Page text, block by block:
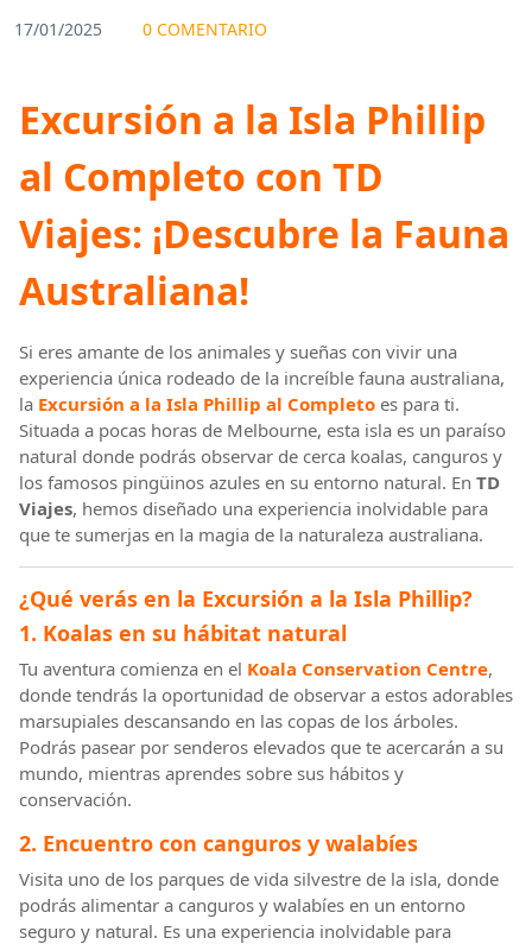
17/01/2025 0 COMENTARIO
Excursión a la Isla Phillip
al Completo con TD
Viajes: ¡Descubre la Fauna
Australiana!
Si eres amante de los animales y sueñas con vivir una
experiencia única rodeado de la increíble fauna australiana,
la Excursión a la Isla Phillip al Completo es para ti.
Situada a pocas horas de Melbourne, esta isla es un paraíso
natural donde podrás observar de cerca koalas, canguros y
los famosos pingüinos azules en su entorno natural. En TD
Viajes, hemos diseñado una experiencia inolvidable para
que te sumerjas en la magia de la naturaleza australiana.
¿Qué verás en la Excursión a la Isla Phillip?
1. Koalas en su hábitat natural
Tu aventura comienza en el Koala Conservation Centre,
donde tendrás la oportunidad de observar a estos adorables
marsupiales descansando en las copas de los árboles.
Podrás pasear por senderos elevados que te acercarán a su
mundo, mientras aprendes sobre sus hábitos y
conservación.
2. Encuentro con canguros y walabíes
Visita uno de los parques de vida silvestre de la isla, donde
podrás alimentar a canguros y walabíes en un entorno
seguro y natural. Es una experiencia inolvidable para